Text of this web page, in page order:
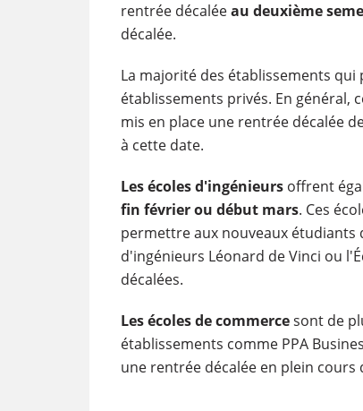
rentrée décaléeau deuxième
décalée.
La majorité des établissements
établissements privés. En général,
mis en place une rentrée décalée
à cette date.
Les écoles d'ingénieursoffrent
fin février ou début mars. Ces
permettre aux nouveaux étudiants
d'ingénieurs Léonard de Vinci ou
décalées.
Les écoles de commercesont de
établissements comme PPA
une rentrée décalée en plein cours